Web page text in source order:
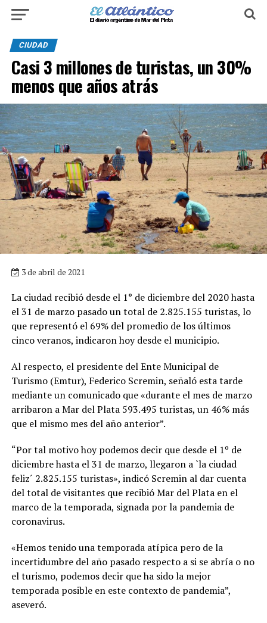
CIUDAD
Casi 3 millones de turistas, un 30%
menos que años atrás
3 de abril de 2021
La ciudad recibió desde el 1° de diciembre del 2020 hasta
el 31 de marzo pasado un total de 2.825.155 turistas, lo
que representó el 69% del promedio de los últimos
cinco veranos, indicaron hoy desde el municipio.
Al respecto, el presidente del Ente Municipal de
Turismo (Emtur), Federico Scremin, señaló esta tarde
mediante un comunicado que «durante el mes de marzo
arribaron a Mar del Plata 593.495 turistas, un 46% más
que el mismo mes del año anterior”.
“Por tal motivo hoy podemos decir que desde el 1º de
diciembre hasta el 31 de marzo, llegaron a `la ciudad
feliz´ 2.825.155 turistas», indicó Scremin al dar cuenta
del total de visitantes que recibió Mar del Plata en el
marco de la temporada, signada por la pandemia de
coronavirus.
«Hemos tenido una temporada atípica pero de la
incertidumbre del año pasado respecto a si se abría o no
el turismo, podemos decir que ha sido la mejor
temporada posible en este contexto de pandemia”,
aseveró.